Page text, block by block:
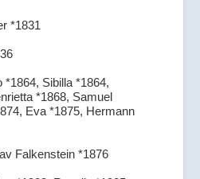
*1831
*1864, Sibilla *1864,
*1868, Samuel
Eva *1875, Hermann
Falkenstein *1876